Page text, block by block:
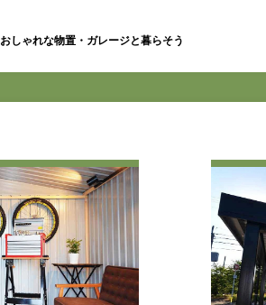
おしゃれな物置・ガレージと暮らそう